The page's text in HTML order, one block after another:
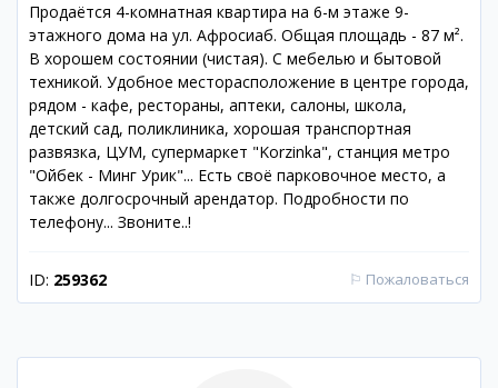
Продаётся 4-комнатная квартира на 6-м этаже 9-
этажного дома на ул. Афросиаб. Общая площадь - 87 м².
В хорошем состоянии (чистая). С мебелью и бытовой
техникой. Удобное месторасположение в центре города,
рядом - кафе, рестораны, аптеки, салоны, школа,
детский сад, поликлиника, хорошая транспортная
развязка, ЦУМ, супермаркет "Korzinka", станция метро
"Ойбек - Минг Урик"... Есть своё парковочное место, а
также долгосрочный арендатор. Подробности по
телефону... Звоните..!
ID: 259362 ⚐ Пожаловаться